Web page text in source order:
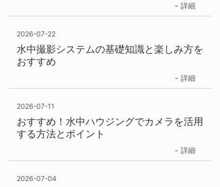
詳細
2026-07-22
水中撮影システムの基礎知識と楽しみ方を
おすすめ
詳細
2026-07-11
おすすめ！水中ハウジングでカメラを活用
する方法とポイント
詳細
2026-07-04